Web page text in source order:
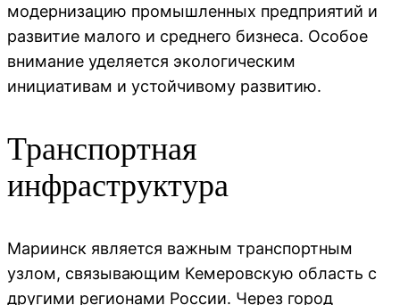
модернизацию промышленных предприятий и
развитие малого и среднего бизнеса. Особое
внимание уделяется экологическим
инициативам и устойчивому развитию.
Транспортная
инфраструктура
Мариинск является важным транспортным
узлом, связывающим Кемеровскую область с
другими регионами России. Через город